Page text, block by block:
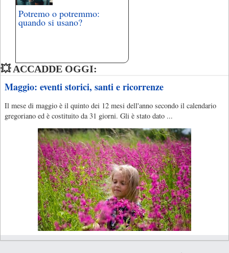
Potremo o potremmo:
quando si usano?
💥 ACCADDE OGGI:
Maggio: eventi storici, santi e ricorrenze
Il mese di maggio è il quinto dei 12 mesi dell'anno secondo il calendario
gregoriano ed è costituito da 31 giorni. Gli è stato dato ...